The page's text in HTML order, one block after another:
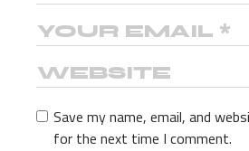
Save my name, email, and
for the next time I comment.